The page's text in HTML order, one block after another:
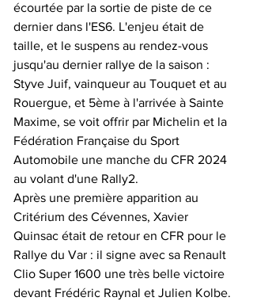
écourtée par la sortie de piste de ce
dernier dans l'ES6. L'enjeu était de
taille, et le suspens au rendez-vous
jusqu'au dernier rallye de la saison :
Styve Juif, vainqueur au Touquet et au
Rouergue, et 5ème à l'arrivée à Sainte
Maxime, se voit offrir par Michelin et la
Fédération Française du Sport
Automobile une manche du CFR 2024
au volant d'une Rally2.
Après une première apparition au
Critérium des Cévennes, Xavier
Quinsac était de retour en CFR pour le
Rallye du Var : il signe avec sa Renault
Clio Super 1600 une très belle victoire
devant Frédéric Raynal et Julien Kolbe.